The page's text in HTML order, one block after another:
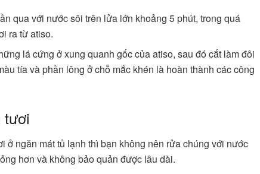
qua với nước sôi trên lửa lớn khoảng 5 phút, trong quá
ra từ atiso.
lá cứng ở xung quanh gốc của atiso, sau đó cắt làm đôi
tía và phần lông ở chỗ mắc khén là hoàn thành các công
tươi
ở ngăn mát tủ lạnh thì bạn không nên rửa chúng với nước
hơn và không bảo quản được lâu dài.